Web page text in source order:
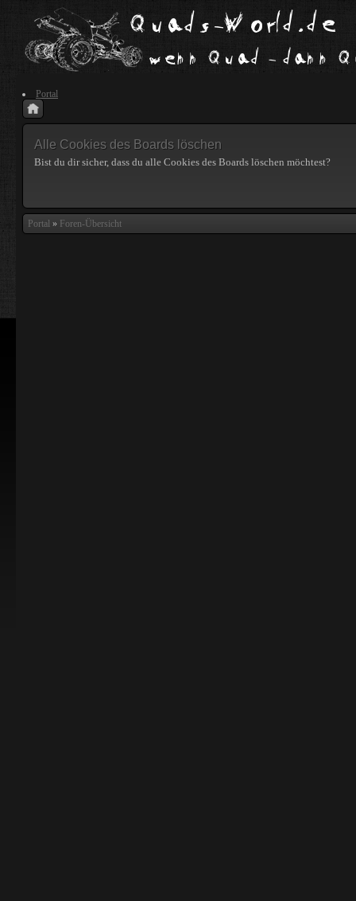
Portal
Alle Cookies des Boards löschen
Bist du dir sicher, dass du alle Cookies des Boards löschen möchtest?
Portal » Foren-Übersicht